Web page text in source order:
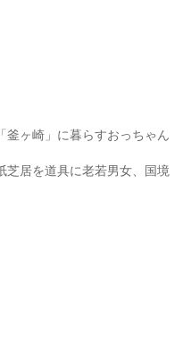
釜ヶ崎」に暮らすおっちゃん
芝居を道具に老若男女、国境